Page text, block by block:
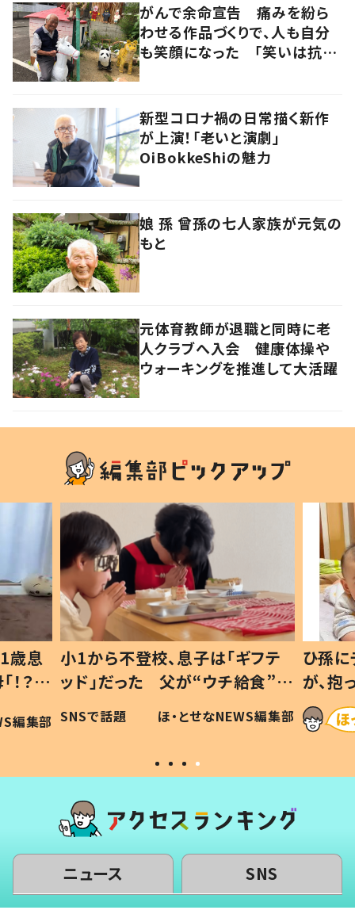
がんで余命宣告 痛みを紛ら
わせる作品づくりで、人も自分
も笑顔になった 「笑いは抗が
新型コロナ禍の日常描く新作
が上演！「老いと演劇」
OiBokkeShiの魅力
娘 孫 曾孫の七人家族が元気の
もと
元体育教師が退職と同時に老
人クラブへ入会 健康体操や
ウォーキングを推進して大活躍
歳息
？」
編集部
小1から不登校、息子は「ギフテ
ッド」だった 父が“ウチ給食”を
作り続ける理由とは #令和の親
#令和の子
SNSで話題 ほ・とせなNEWS編集部
ひ孫
が、
「涙が
い」
ニュース SNS